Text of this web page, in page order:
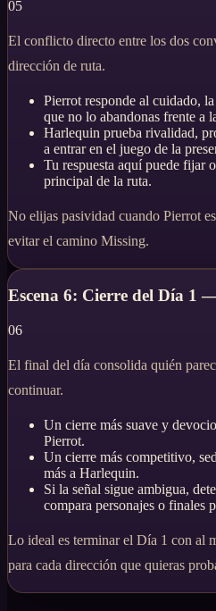
05
El conflicto directo entre los dos
dirección de ruta.
Pierrot responde al cuidado,
que no lo abandonas frente a
Harlequin prueba rivalidad,
a entrar en el juego de la
Tu respuesta aquí puede fijar
principal de la ruta.
No elijas pasividad cuando Pierrot
evitar el camino Missing.
Escena 6: Cierre del Día 1
06
El final del día consolida quién
continuar.
Un cierre más suave y
Pierrot.
Un cierre más competitivo,
más a Harlequin.
Si la señal sigue ambigua,
compara personajes o finales
Lo ideal es terminar el Día 1 con al
para cada dirección que quieras